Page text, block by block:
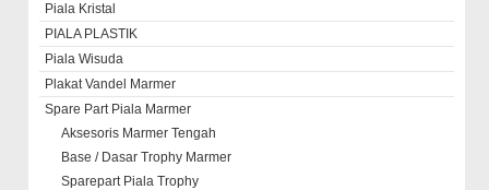
Piala Kristal
PIALA PLASTIK
Piala Wisuda
Plakat Vandel Marmer
Spare Part Piala Marmer
Aksesoris Marmer Tengah
Base / Dasar Trophy Marmer
Sparepart Piala Trophy